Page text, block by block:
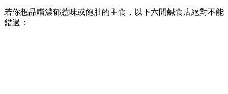
若你想品嚐濃郁惹味或飽肚的主食，以下六間鹹食店絕對不能
錯過：